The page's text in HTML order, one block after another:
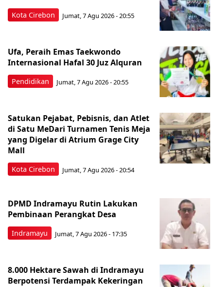
Kota Cirebon Jumat, 7 Agu 2026 - 20:55
Pendidikan
Ufa, Peraih Emas Taekwondo
Internasional Hafal 30 Juz Alquran
Jumat, 7 Agu 2026 - 20:55
Kota Cirebon
Satukan Pejabat, Pebisnis, dan Atlet
di Satu MeDari Turnamen Tenis Meja
yang Digelar di Atrium Grage City
Mall
Jumat, 7 Agu 2026 - 20:54
Indramayu
DPMD Indramayu Rutin Lakukan
Pembinaan Perangkat Desa
Jumat, 7 Agu 2026 - 17:35
8.000 Hektare Sawah di Indramayu
Berpotensi Terdampak Kekeringan